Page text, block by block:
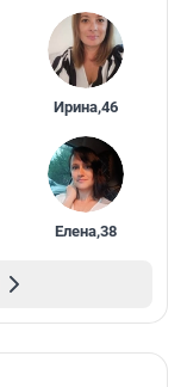
Ирина,46
Елена,38